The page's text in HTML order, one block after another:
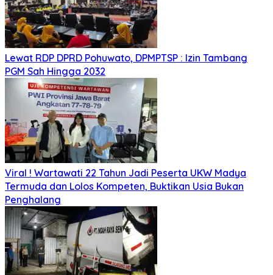
Lewat RDP DPRD Pohuwato, DPMPTSP : Izin Tambang
PGM Sah Hingga 2032
Viral ! Wartawati 22 Tahun Jadi Peserta UKW Madya
Termuda dan Lolos Kompeten, Buktikan Usia Bukan
Penghalang